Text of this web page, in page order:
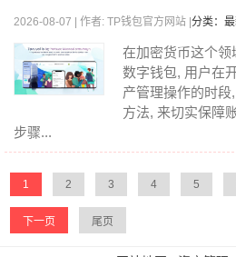
2026-08-07 | 作者: TP钱包官方网站 | 分类：
在加密货币这个领
数字钱包, 用户在
产管理操作的时
方法, 来切实保障
步骤...
1 2 3 4 5
下一页 尾页